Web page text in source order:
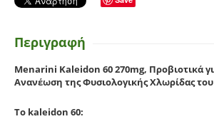
Περιγραφή
Menarini Kaleidon 60 270mg, Προβιοτικά
Ανανέωση της Φυσιολογικής Χλωρίδας
Το kaleidon 60: